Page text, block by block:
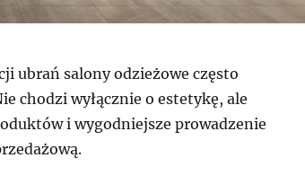
ubrań salony odzieżowe często
chodzi wyłącznie o estetykę, ale
i wygodniejsze prowadzenie